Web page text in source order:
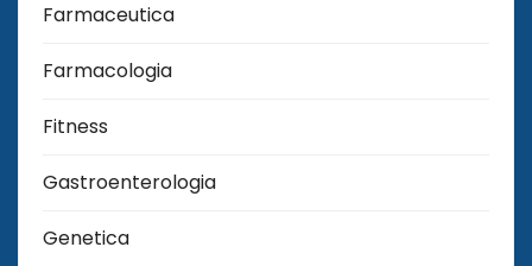
Farmaceutica
Farmacologia
Fitness
Gastroenterologia
Genetica